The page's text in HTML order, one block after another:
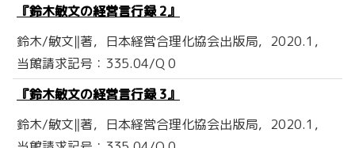
『鈴木敏文の経営言行録 2』
鈴木/敏文‖著，日本経営合理化協会出版局，2020.1，
当館請求記号：335.04/Q 0
『鈴木敏文の経営言行録 3』
鈴木/敏文‖著，日本経営合理化協会出版局，2020.1，